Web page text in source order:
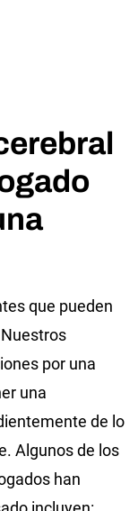
que pueden
por una
una
de lo
Algunos de los
han